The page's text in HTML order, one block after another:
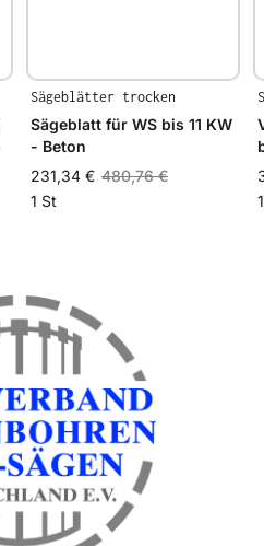
Sägeblätter trocken
Sägeblatt für WS bis 11 KW
- Beton
231,34 € 480,76 €
1 St